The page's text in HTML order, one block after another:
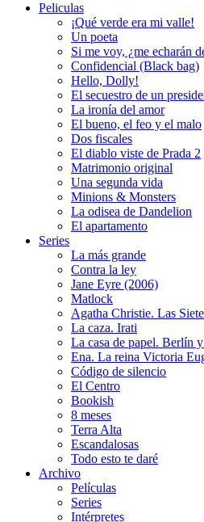
Peliculas
¡Qué verde era mi valle!
Un poeta
Si me voy, ¿me echarán
Confidencial (Black bag)
Hello, Dolly!
El secuestro de un
La ironía del amor
El bueno, el feo y el malo
Dos fiscales
El diablo viste de Prada 2
Matrimonio original
Una segunda vida
Minions & Monsters
La odisea de Dandelion
El apartamento
Series
La más grande
Contra la ley
Jane Eyre (2006)
Matlock
Agatha Christie. Las
La caza. Irati
La casa de papel. Berlín
Ena. La reina Victoria
Código de silencio
El Centro
Bookish
8 meses
Terra Alta
Escandalosas
Todo esto te daré
Archivo
Películas
Series
Intérpretes